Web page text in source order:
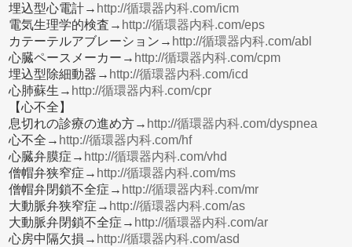
埋込型心電計→ http://循環器内科.com/icm
電気生理学的検査→ http://循環器内科.com/eps
カテーテルアブレーション→ http://循環器内科.com/abl
心臓ペースメーカー→ http://循環器内科.com/cpm
埋込型除細動器→ http://循環器内科.com/icd
心肺蘇生→ http://循環器内科.com/cpr
【心不全】
息切れの診療の進め方→ http://循環器内科.com/dyspnea
心不全→ http://循環器内科.com/hf
心臓弁膜症→ http://循環器内科.com/vhd
僧帽弁狭窄症→ http://循環器内科.com/ms
僧帽弁閉鎖不全症→ http://循環器内科.com/mr
大動脈弁狭窄症→ http://循環器内科.com/as
大動脈弁閉鎖不全症→ http://循環器内科.com/ar
心房中隔欠損→ http://循環器内科.com/asd